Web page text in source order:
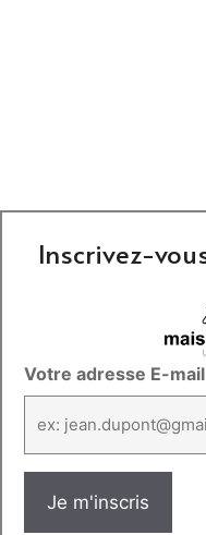
Inscrivez-
Votre adresse E-mail